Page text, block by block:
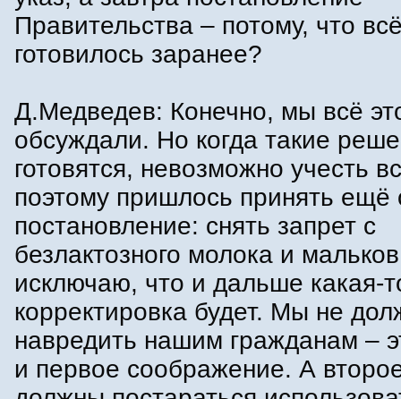
Правительства – потому, что
готовилось заранее?
Д.Медведев: Конечно, мы всё
обсуждали. Но когда такие
готовятся, невозможно учесть
поэтому пришлось принять ещё
постановление: снять запрет с
безлактозного молока и
исключаю, что и дальше какая-
корректировка будет. Мы не
навредить нашим гражданам –
и первое соображение. А